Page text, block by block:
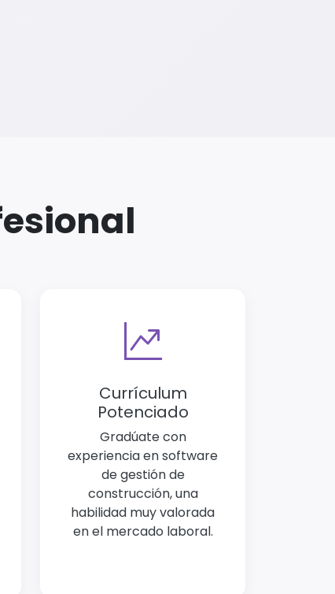
Currículum
Potenciado
Gradúate con
experiencia en software
de gestión de
construcción, una
habilidad muy valorada
en el mercado laboral.